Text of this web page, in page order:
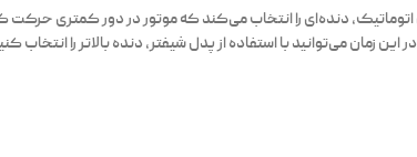
دنده‌ای را انتخاب می‌کند که موتور در دور کمتری
زمان می‌توانید با استفاده از پدل شیفتر، دنده بالاتر را انتخاب